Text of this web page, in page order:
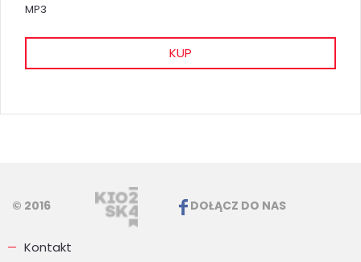
MP3
KUP
© 2016 DOŁĄCZ DO NAS
Kontakt